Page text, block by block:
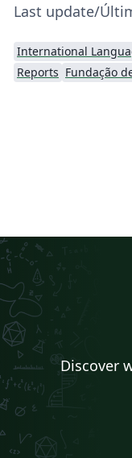
Last update/
International
Reports
Discover